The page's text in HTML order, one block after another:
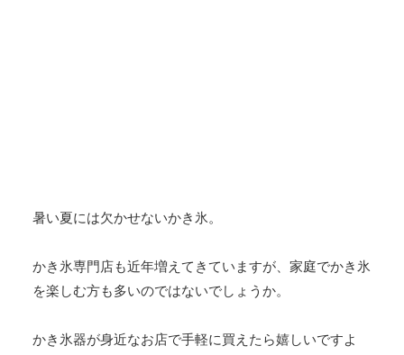
暑い夏には欠かせないかき氷。
かき氷専門店も近年増えてきていますが、家庭でかき氷
を楽しむ方も多いのではないでしょうか。
かき氷器が身近なお店で手軽に買えたら嬉しいですよ